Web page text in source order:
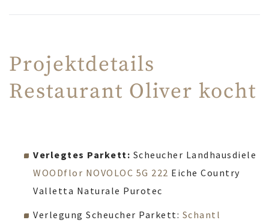
Projektdetails
Restaurant Oliver kocht
Verlegtes Parkett: Scheucher Landhausdiele
WOODflor NOVOLOC 5G 222 Eiche Country
Valletta Naturale Purotec
Verlegung Scheucher Parkett: Schantl